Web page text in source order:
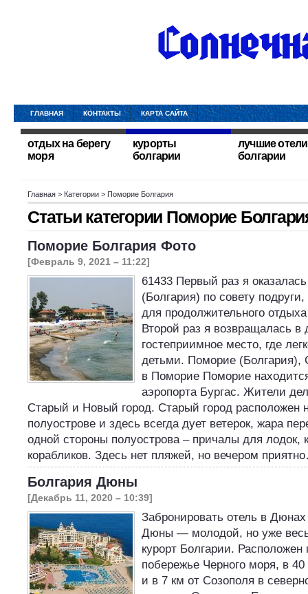
ГЛАВНАЯ КОНТАКТЫ КАРТА САЙТА
отдых на берегу
моря
курорты
болгарии
лучшие отели
болгарии
Главная > Категории > Поморие Болгария
Статьи категории Поморие
Поморие Болгария Фото
[Февраль 9, 2021 – 11:22]
61433 Первый раз я
(Болгария) по совету
для продолжительного
Второй раз я возвращалась
гостеприимное место, где
детьми. Поморие (Болгария),
в Поморие Поморие
аэропорта Бургас. Жители
Старый и Новый город. Старый город расположен
полуострове и здесь всегда дует ветерок, жара
одной стороны полуострова – причалы для лодок,
корабликов. Здесь нет пляжей, но вечером
Болгария Дюны
[Декабрь 11, 2020 – 10:39]
Забронировать отель в
Дюны — молодой, но уже
курорт Болгарии. Расположен
побережье Черного моря, в
и в 7 км от Созополя в